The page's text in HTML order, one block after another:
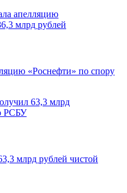
«Роснефти» по спору
млрд рублей чистой